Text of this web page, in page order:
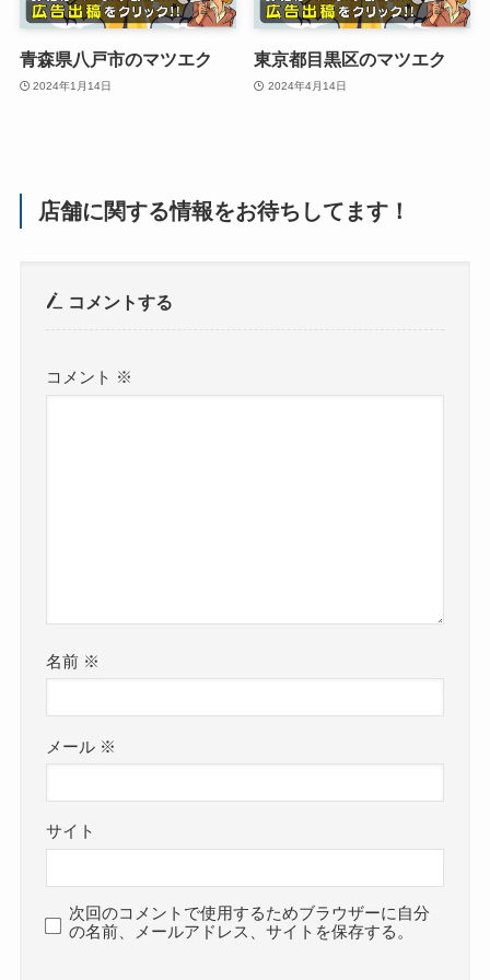
青森県八戸市のマツエク
2024年1月14日
東京都目黒区のマツエク
2024年4月14日
店舗に関する情報をお待ちしてます！
コメントする
コメント ※
名前 ※
メール ※
サイト
次回のコメントで使用するためブラウザーに自分
の名前、メールアドレス、サイトを保存する。